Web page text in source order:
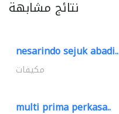
نتائج مشابهة
nesarindo sejuk abadi..
مكيفات
multi prima perkasa..